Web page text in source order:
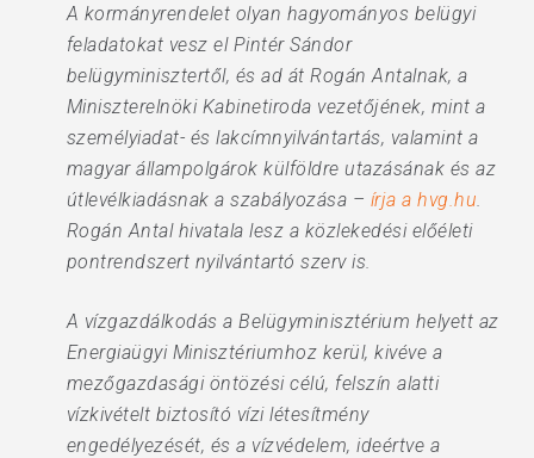
A kormányrendelet olyan hagyományos belügyi
feladatokat vesz el Pintér Sándor
belügyminisztertől, és ad át Rogán Antalnak, a
Miniszterelnöki Kabinetiroda vezetőjének, mint a
személyiadat- és lakcímnyilvántartás, valamint a
magyar állampolgárok külföldre utazásának és az
útlevélkiadásnak a szabályozása – írja a hvg.hu.
Rogán Antal hivatala lesz a közlekedési előéleti
pontrendszert nyilvántartó szerv is.
A vízgazdálkodás a Belügyminisztérium helyett az
Energiaügyi Minisztériumhoz kerül, kivéve a
mezőgazdasági öntözési célú, felszín alatti
vízkivételt biztosító vízi létesítmény
engedélyezését, és a vízvédelem, ideértve a